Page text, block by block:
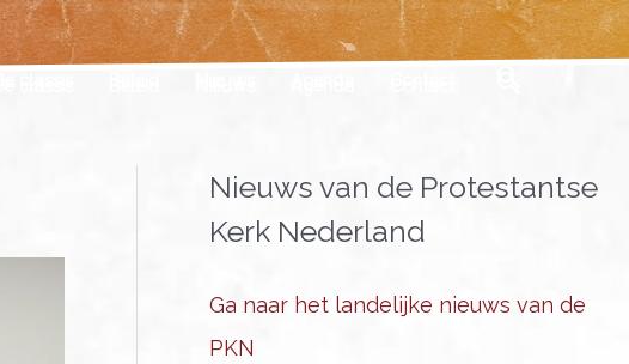
Nieuws van de Protestantse
Kerk Nederland
Ga naar het landelijke nieuws van de
PKN